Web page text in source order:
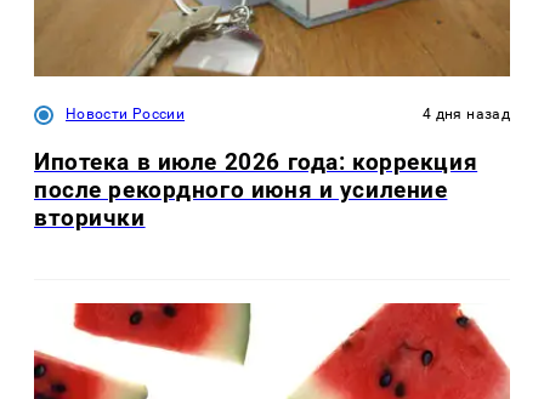
Новости России 4 дня назад
Ипотека в июле 2026 года: коррекция
после рекордного июня и усиление
вторички